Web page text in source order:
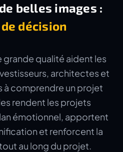
belles images :
décision
grande qualité aident les
architectes et
à comprendre un projet
rendent les projets
émotionnel, apportent
et renforcent la
au long du projet.